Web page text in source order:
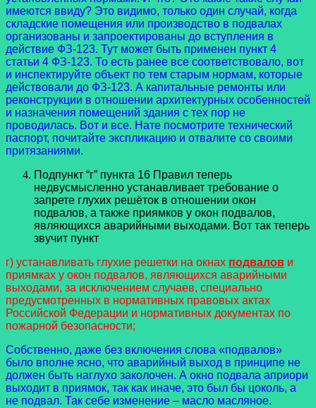
имеются ввиду? Это видимо, только один случай, когда
складские помещения или производство в подвалах
организованы и запроектированы до вступления в
действие ФЗ-123. Тут может быть применен пункт 4
статьи 4 ФЗ-123. То есть ранее все соответствовало, вот
и инспектируйте объект по тем старым нормам, которые
действовали до ФЗ-123. А капитальные ремонты или
реконструкции в отношении архитектурных особенностей
и назначения помещений здания с тех пор не
проводилась. Вот и все. Нате посмотрите технический
паспорт, почитайте экспликацию и отвалите со своими
притязаниями.
Подпункт “г” пункта 16 Правил теперь
недвусмысленно устанавливает требование о
запрете глухих решёток в отношении окон
подвалов, а также приямков у окон подвалов,
являющихся аварийными выходами. Вот так теперь
звучит пункт
г) устанавливать глухие решетки на окнах подвалов и
приямках у окон подвалов, являющихся аварийными
выходами, за исключением случаев, специально
предусмотренных в нормативных правовых актах
Российской Федерации и нормативных документах по
пожарной безопасности;
Собственно, даже без включения слова «подвалов»
было вполне ясно, что аварийный выход в принципе не
должен быть наглухо заколочен. А окно подвала априори
выходит в приямок, так как иначе, это был бы цоколь, а
не подвал. Так себе изменение – масло масляное.